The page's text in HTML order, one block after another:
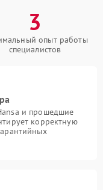
3
опыт работы
специалистов
и прошедшие
корректную